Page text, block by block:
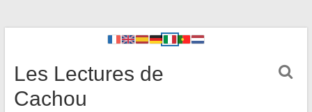
Les Lectures de
Cachou